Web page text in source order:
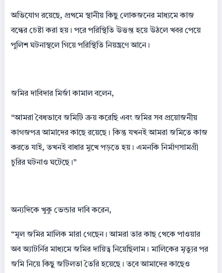
অভিযোগ রয়েছে, প্রথমে স্থানীয় কিছু লোকজনের মাধ্যমে কাজ
বন্ধের চেষ্টা করা হয়। পরে পরিস্থিতি উত্তপ্ত হয়ে উঠলে খবর পেয়ে
পুলিশ ঘটনাস্থলে গিয়ে পরিস্থিতি নিয়ন্ত্রণে আনে।
জমির দাবিদার মির্জা কামাল বলেন,
“আমরা বৈধভাবে জমিটি ক্রয় করেছি এবং জমির সব প্রয়োজনীয়
কাগজপত্র আমাদের কাছে রয়েছে। কিন্তু যখনই আমরা জমিতে কাজ
করতে যাই, তখনই বাধার মুখে পড়তে হয়। এমনকি নির্মাণসামগ্রী
চুরির ঘটনাও ঘটেছে।”
অন্যদিকে খুকু ভেন্ডার দাবি করেন,
“মূল জমির মালিক মারা গেছেন। আমরা তার কাছ থেকে পাওয়ার
অব অ্যাটর্নির মাধ্যমে জমির দায়িত্ব নিয়েছিলাম। মালিকের মৃত্যুর পর
জমি নিয়ে কিছু জটিলতা তৈরি হয়েছে। তবে আমাদের কাছেও